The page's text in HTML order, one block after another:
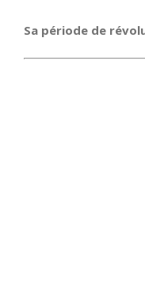
Sa période de